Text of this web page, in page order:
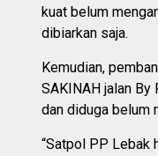
kuat belum
dibiarkan saja.
Kemudian,
SAKINAH jalan
dan diduga belum
“Satpol PP Lebak